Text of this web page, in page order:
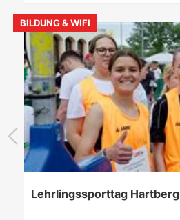
Lehrlingssporttag Hartberg
BILDUNG & WIFI